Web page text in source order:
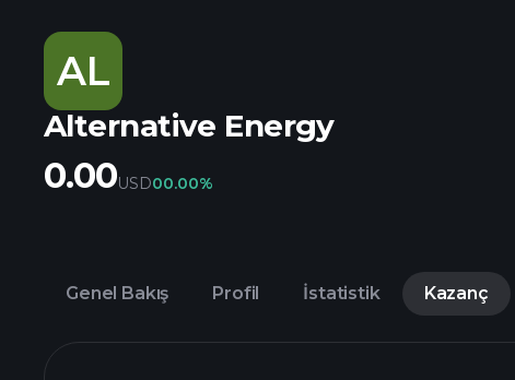
AL
Alternative Energy
0.00USD00.00%
Genel Bakış Profil İstatistik Kazanç